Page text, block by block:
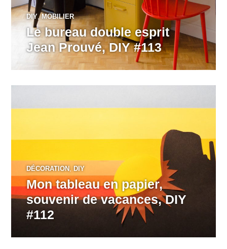
DIY,MOBILIER
Le bureau double esprit
Jean Prouvé, DIY #113
DÉCORATION, DIY
Mon tableau en papier,
souvenir de vacances, DIY
#112